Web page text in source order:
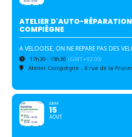
ATELIER D'AUTO-
COMPIÈGNE
A VELOOISE, ON NE REPARE PAS DES
17h30 - 19h30 (GMT+02:00)
Atelier Compiègne , 6 rue de la
SAM
15
AOUT